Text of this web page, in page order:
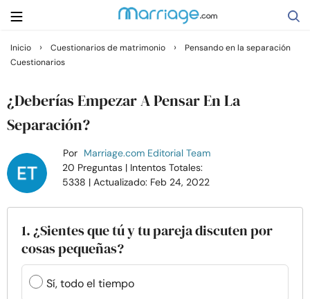
Buscar
Casarse
Relaciones
Familia
Ayuda
Cursos
Inicio › Cuestionarios de matrimonio ›
Pensando en la separación
Cuestionarios
¿Deberías Empezar A Pensar En La
Separación?
Por Marriage.com Editorial Team
20 Preguntas | Intentos Totales:
5338 | Actualizado: Feb 24, 2022
1. ¿Sientes que tú y tu pareja discuten por
cosas pequeñas?
Sí, todo el tiempo